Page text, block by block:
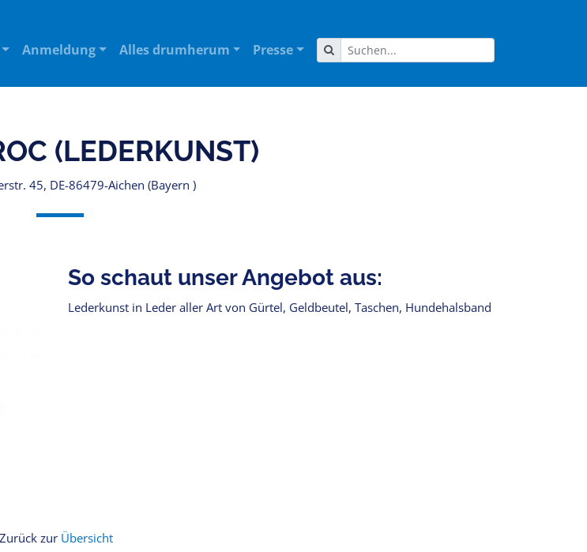
Anmeldung Alles drumherum Presse
(LEDERKUNST)
45, DE-86479-Aichen (Bayern )
So schaut unser Angebot aus:
Lederkunst in Leder aller Art von Gürtel, Geldbeutel, Taschen, Hundehalsband
Zurück zur Übersicht